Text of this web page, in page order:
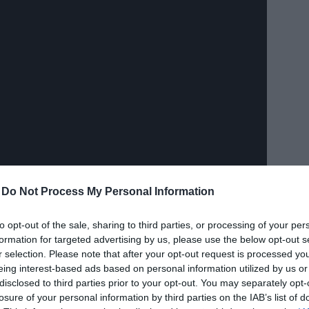
Do Not Process My Personal Information
opt-out of the sale, sharing to third parties, or processing of your
for targeted advertising by us, please use the below opt-out
selection. Please note that after your opt-out request is processed
interest-based ads based on personal information utilized by us
to third parties prior to your opt-out. You may separately
of your personal information by third parties on the IAB’s list of
ομάδα μας;
ως ομάδα. Αυτός είναι και ο βασικός λόγος που
μπορώ. Έχουμε πολύ μεγάλες φιλοδοξίες να
Προφανώς η προηγούμενη σεζόν ήταν εκπληκτική για
θα δώσουμε τα πάντα για να πετύχουμε αυτούς τους